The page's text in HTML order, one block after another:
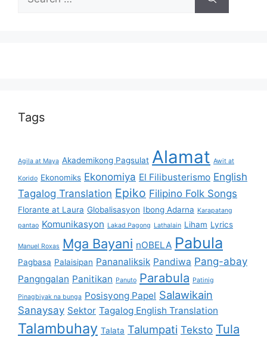
for:
Tags
Agila at Maya Akademikong Pagsulat Alamat Awit at
Korido Ekonomiks Ekonomiya El Filibusterismo English
Tagalog Translation Epiko Filipino Folk Songs
Florante at Laura Globalisasyon Ibong Adarna Karapatang
pantao Komunikasyon Lakad Pagong Lathalain Liham Lyrics
Manuel Roxas Mga Bayani nOBELA Pabula
Pagbasa Palaisipan Pananaliksik Pandiwa Pang-abay
Pangngalan Panitikan Panuto Parabula Patinig
Pinagbiyak na bunga Posisyong Papel Salawikain
Sanaysay Sektor Tagalog English Translation
Talambuhay Talata Talumpati Teksto Tula